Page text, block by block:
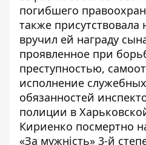
погибшего
также
вручил ей награду
проявленное при
преступностью,
исполнение служебных
обязанностей
полиции в
Кириенко посмертно
«За мужність» 3-й